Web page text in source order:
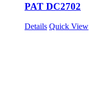
PAT DC2702
Details Quick View